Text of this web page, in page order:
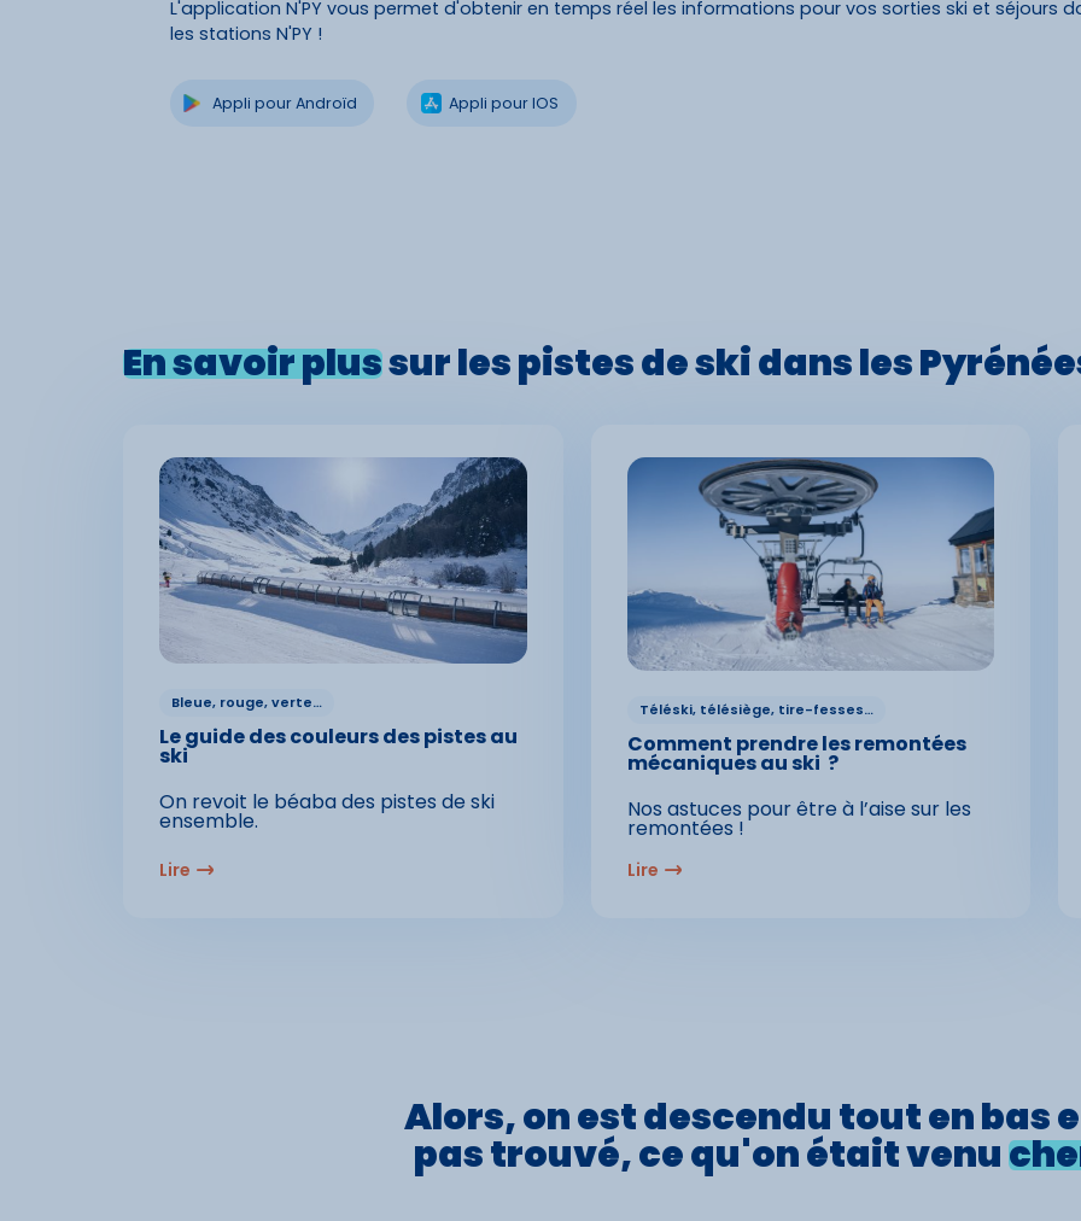
L'application N'PY vous permet d'obtenir en temps réel les informations pour vos sorties ski et séjours
les stations N'PY !
Appli pour Androïd Appli pour IOS
En savoir plussur les pistes de ski dans les
Bleue, rouge, verte…
Le guide des couleurs des pistes au
ski
On revoit le béaba des pistes de ski
ensemble.
Lire
Téléski, télésiège, tire-fesses…
Comment prendre les remontées
mécaniques au ski ?
Nos astuces pour être à l’aise sur les
remontées !
Lire
Alors, on estdescendutout en bas
pastrouvé,ce qu'on était venu